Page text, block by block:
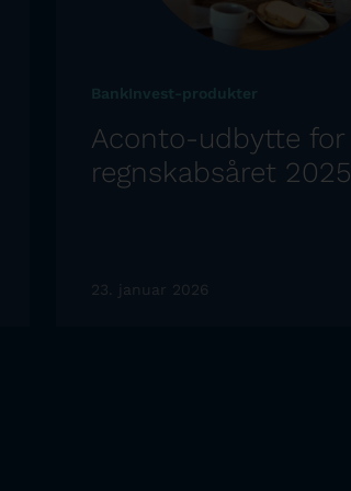
BankInvest-produkter
Aconto-udbytte for
regnskabsåret 2025
23. januar 2026